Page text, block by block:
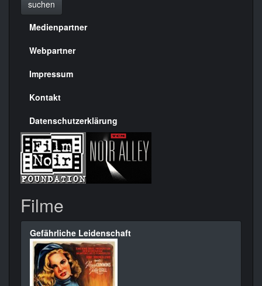
suchen
Menülinks
rechte
Seite
Medienpartner
Webpartner
Impressum
Kontakt
Datenschutzerklärung
Filme
Gefährliche Leidenschaft